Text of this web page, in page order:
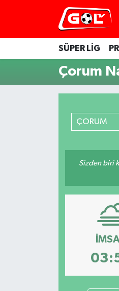
SÜPER LİG
Çorum
ÇORUM
Sizden biri